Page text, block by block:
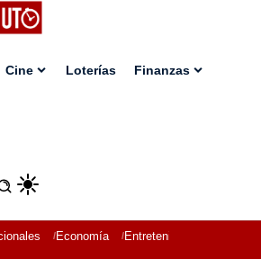
Cine Loterías Finanzas
Economía Entretenimiento